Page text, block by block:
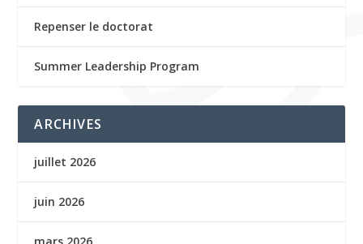
Repenser le doctorat
Summer Leadership Program
ARCHIVES
juillet 2026
juin 2026